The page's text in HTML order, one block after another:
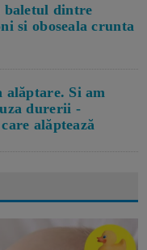
baletul dintre
si oboseala crunta
Si am
durerii -
alăptează